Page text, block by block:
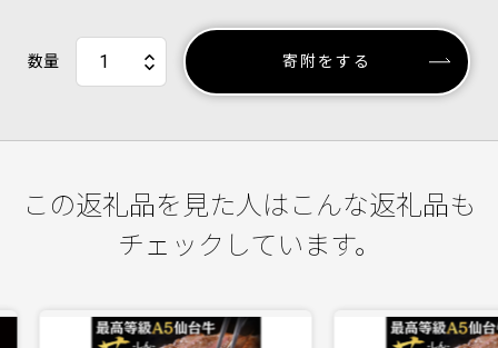
数量 寄附をする
この返礼品を見た人はこんな返礼品も
チェックしています。